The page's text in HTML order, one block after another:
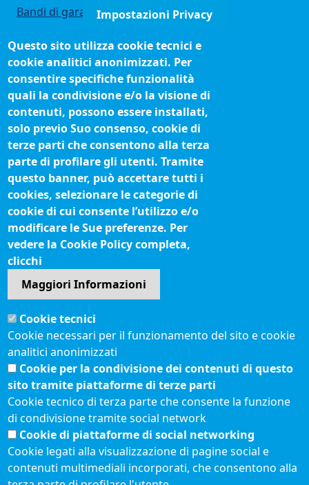
Bandi di gara
Concorsi e selezioni
Organigramma
Procedimenti (come fare per)
Siti tematici
Biblioteca camerale
Fatturazione elettronica
IBAN pagamenti alla CCIAA
Questionari soddisfazione utenti
Seguici su
Sito web
Accesso riservato
Mappa del sito
Redazione
Statistiche di accesso
Visite totali al portale: 2637688
Menù privacy
Feed RSS
Note legali
© 2021 Camere di
Commercio d'Italia
Impostazioni Privacy
Questo sito utilizza cookie tecnici e
cookie analitici anonimizzati. Per
consentire specifiche funzionalità
quali la condivisione e/o la visione di
contenuti, possono essere installati,
solo previo Suo consenso, cookie di
terze parti che consentono alla terza
parte di profilare gli utenti. Tramite
questo banner, può accettare tutti i
cookies, selezionare le categorie di
cookie di cui consente l’utilizzo e/o
modificare le Sue preferenze. Per
vedere la Cookie Policy completa,
clicchi
Maggiori Informazioni
Cookie tecnici
Cookie necessari per il funzionamento del sito e cookie
analitici anonimizzati
Cookie per la condivisione dei contenuti di questo
sito tramite piattaforme di terze parti
Cookie tecnico di terza parte che consente la funzione
di condivisione tramite social network
Cookie di piattaforme di social networking
Cookie legati alla visualizzazione di pagine social e
contenuti multimediali incorporati, che consentono alla